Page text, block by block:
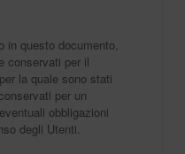
in questo documento,
conservati per il
la quale sono stati
per un
obbligazioni
degli Utenti.